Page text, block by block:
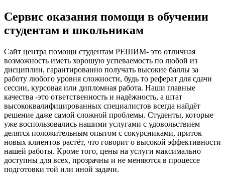
Сервис оказания помощи в обучении
студентам и школьникам
Сайт центра помощи студентам РЕШИМ- это отличная
возможность иметь хорошую успеваемость по любой из
дисциплин, гарантированно получать высокие баллы за
работу любого уровня сложности, будь то реферат для сдачи
сессии, курсовая или дипломная работа. Наши главные
качества -это ответственность и надёжность, а штат
высококвалифицированных специалистов всегда найдёт
решение даже самой сложной проблемы. Студенты, которые
уже воспользовались нашими услугами с удовольствием
делятся положительным опытом с сокурсниками, приток
новых клиентов растёт, что говорит о высокой эффективности
нашей работы. Кроме того, цены на услуги максимально
доступны для всех, прозрачны и не меняются в процессе
подготовки той или иной задачи.